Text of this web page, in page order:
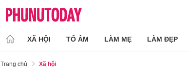
XÃ HỘI TỔ ẤM LÀM MẸ LÀM ĐẸP
Trang chủ Xã hội